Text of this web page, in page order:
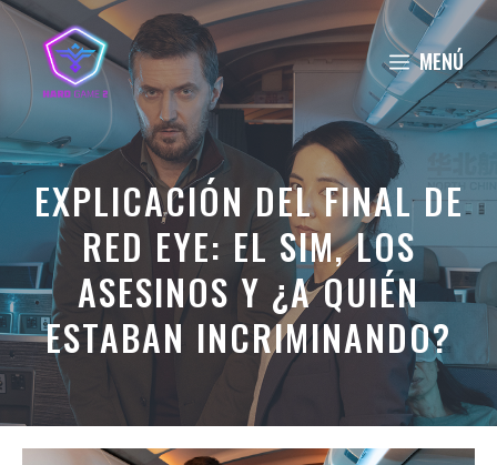
Saltar
contenido
MENÚ
EXPLICACIÓN DEL FINAL DE
RED EYE: EL SIM, LOS
ASESINOS Y ¿A QUIÉN
ESTABAN INCRIMINANDO?